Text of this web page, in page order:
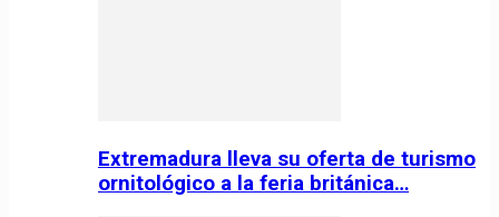
Extremadura lleva su oferta de turismo
ornitológico a la feria británica…